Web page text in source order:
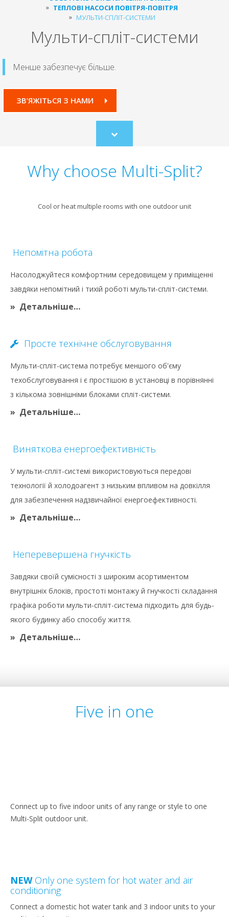
ТЕПЛОВІ НАСОСИ ПОВІТРЯ-ПОВІТРЯ
МУЛЬТИ-СПЛІТ-СИСТЕМИ
Мульти-спліт-системи
Менше забезпечує більше.
ЗВ’ЯЖІТЬСЯ З НАМИ
Scroll
to
Why choose Multi-Split?
Cool or heat multiple rooms with one outdoor unit
Непомітна робота
Насолоджуйтеся комфортним середовищем у приміщенні
завдяки непомітний і тихій роботі мульти-спліт-системи.
Детальніше…
Просте технічне обслуговування
Мульти-спліт-система потребує меншого об'єму
техобслуговування і є простішою в установці в порівнянні
з кількома зовнішніми блоками спліт-системи.
Детальніше…
Виняткова енергоефективність
У мульти-спліт-системі використовуються передові
технології й холодоагент з низьким впливом на довкілля
для забезпечення надзвичайної енергоефективності.
Детальніше…
Неперевершена гнучкість
Завдяки своїй сумісності з широким асортиментом
внутрішніх блоків, простоті монтажу й гнучкості складання
графіка роботи мульти-спліт-система підходить для будь-
якого будинку або способу життя.
Детальніше…
Five in one
Connect up to five indoor units of any range or style to one
Multi-Split outdoor unit.
NEWOnly one system for hot water and air
conditioning
Connect a domestic hot water tank and 3 indoor units to your